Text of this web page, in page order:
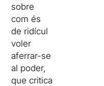
sobre
com és
de ridícul
voler
aferrar-se
al poder,
que critica